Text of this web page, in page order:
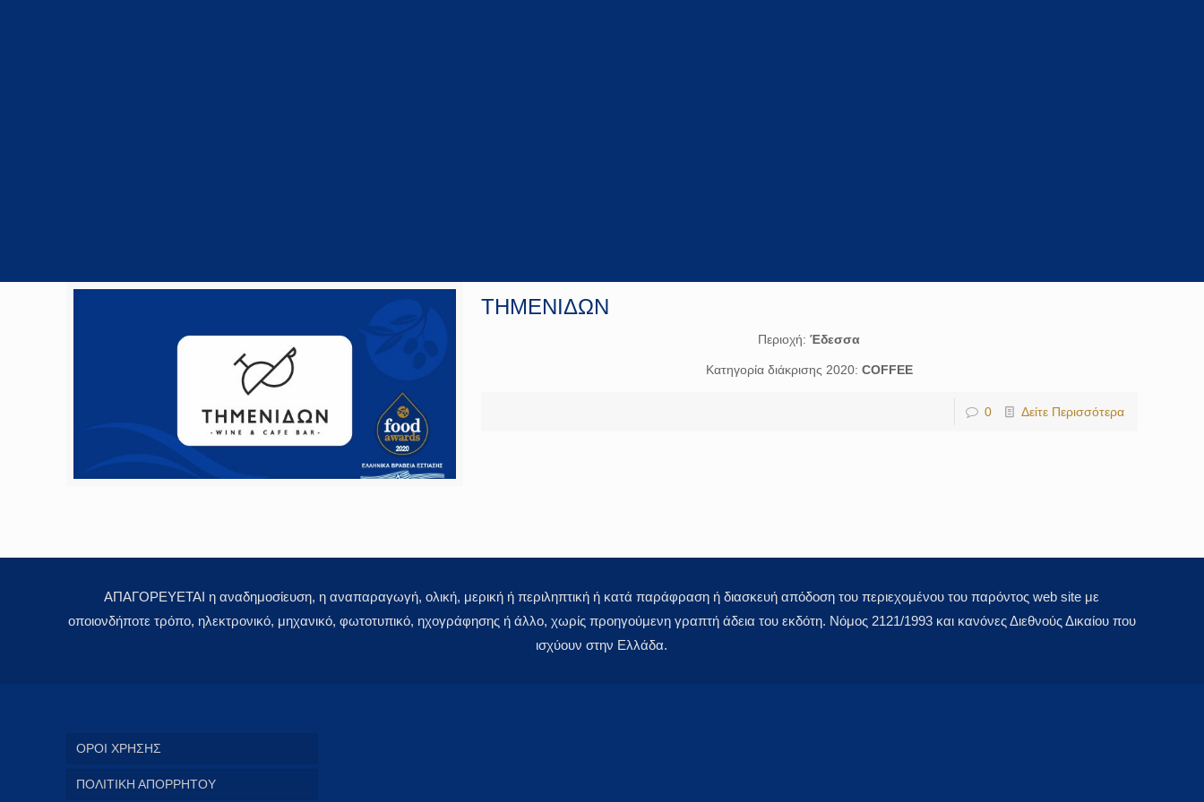
ΤΗΜΕΝΙΔΩΝ
Περιοχή:Έδεσσα
Κατηγορία διάκρισης 2020: COFFEE
0 Δείτε Περισσότερα
ΑΠΑΓΟΡΕΥΕΤΑΙ η αναδημοσίευση, η αναπαραγωγή, ολική, μερική ή περιληπτική ή κατά παράφραση ή διασκευή απόδοση του περιεχομένου του παρόντος web site με
οποιονδήποτε τρόπο, ηλεκτρονικό, μηχανικό, φωτοτυπικό, ηχογράφησης ή άλλο, χωρίς προηγούμενη γραπτή άδεια του εκδότη. Νόμος 2121/1993 και κανόνες Διεθνούς Δικαίου που
ισχύουν στην Ελλάδα.
ΟΡΟΙ ΧΡΗΣΗΣ
ΠΟΛΙΤΙΚΗ ΑΠΟΡΡΗΤΟΥ